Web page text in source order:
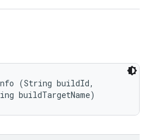
(String buildId,
buildTargetName)